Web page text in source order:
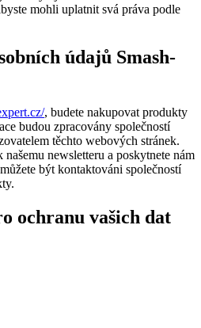
mohli uplatnit svá práva podle
údajů Smash-
, budete nakupovat produkty
budou zpracovány společností
těchto webových stránek.
newsletteru a poskytnete nám
být kontaktováni společností
ochranu vašich dat